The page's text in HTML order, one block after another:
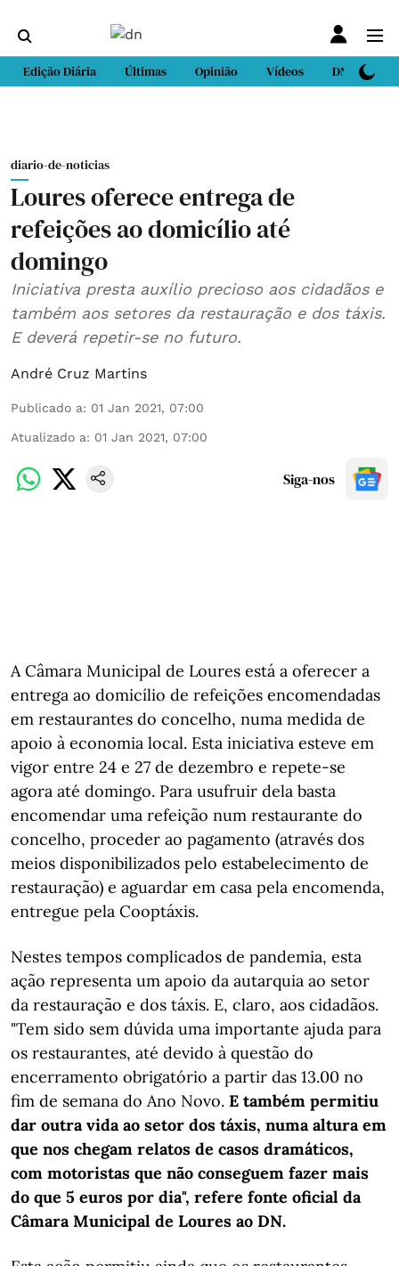
Edição Diária Últimas Opinião Vídeos DN Sport
diario-de-noticias
Loures oferece entrega de
refeições ao domicílio até
domingo
Iniciativa presta auxílio precioso aos cidadãos e
também aos setores da restauração e dos táxis.
E deverá repetir-se no futuro.
André Cruz Martins
Publicado a: 01 Jan 2021, 07:00
Atualizado a: 01 Jan 2021, 07:00
Siga-nos
A Câmara Municipal de Loures está a oferecer a
entrega ao domicílio de refeições encomendadas
em restaurantes do concelho, numa medida de
apoio à economia local. Esta iniciativa esteve em
vigor entre 24 e 27 de dezembro e repete-se
agora até domingo. Para usufruir dela basta
encomendar uma refeição num restaurante do
concelho, proceder ao pagamento (através dos
meios disponibilizados pelo estabelecimento de
restauração) e aguardar em casa pela encomenda,
entregue pela Cooptáxis.
Nestes tempos complicados de pandemia, esta
ação representa um apoio da autarquia ao setor
da restauração e dos táxis. E, claro, aos cidadãos.
"Tem sido sem dúvida uma importante ajuda para
os restaurantes, até devido à questão do
encerramento obrigatório a partir das 13.00 no
fim de semana do Ano Novo. E também permitiu
dar outra vida ao setor dos táxis, numa altura em
que nos chegam relatos de casos dramáticos,
com motoristas que não conseguem fazer mais
do que 5 euros por dia", refere fonte oficial da
Câmara Municipal de Loures ao DN.